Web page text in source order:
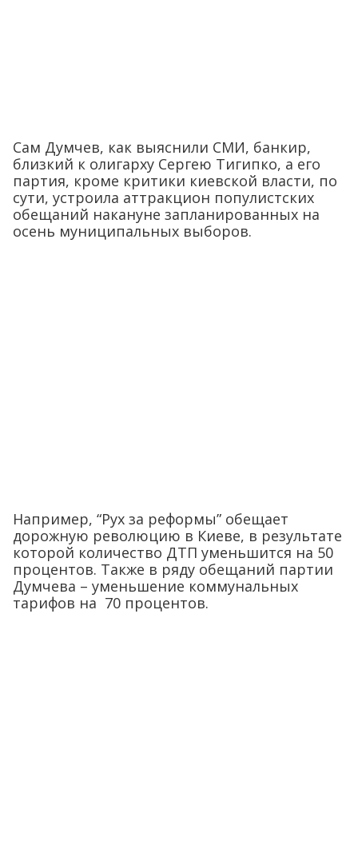
Сам Думчев, как выяснили СМИ, банкир,
близкий к олигарху Сергею Тигипко, а его
партия, кроме критики киевской власти, по
сути, устроила аттракцион популистских
обещаний накануне запланированных на
осень муниципальных выборов.
Например, “Рух за реформы” обещает
дорожную революцию в Киеве, в результате
которой количество ДТП уменьшится на 50
процентов. Также в ряду обещаний партии
Думчева – уменьшение коммунальных
тарифов на 70 процентов.